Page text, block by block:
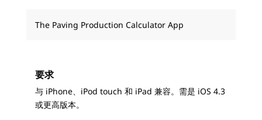
The Paving Production Calculator App
要求
与 iPhone、iPod touch 和 iPad 兼容。需是 iOS 4.3
或更高版本。